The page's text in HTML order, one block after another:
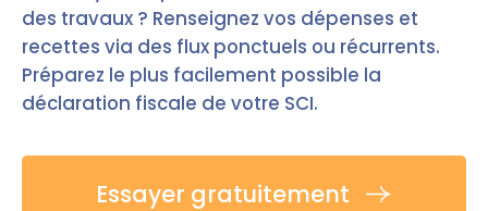
des travaux ? Renseignez vos dépenses et
recettes via des flux ponctuels ou récurrents.
Préparez le plus facilement possible la
déclaration fiscale de votre SCI.
Essayer gratuitement